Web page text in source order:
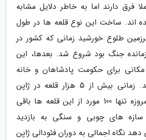
فرق دارند اما به خاطر دلایل مشابه
اند. ساخت این نوع قلعه ها در طول
طلوع خورشید زمانی که کشور در
جنگ بود شروع شد. بعدها، این
مکانی برای حکومت پادشاهان و خانه
لردها ساخته شدند. زمانی بیش از 5 هزار قلعه در ژاپن
وجود داشت اما امروزه تنها 100 مورد از این قلعه ها باقی
های چوبی و سنگی به بازدید
دهد نگاه اجمالی به دوران فئودالی ژاپن